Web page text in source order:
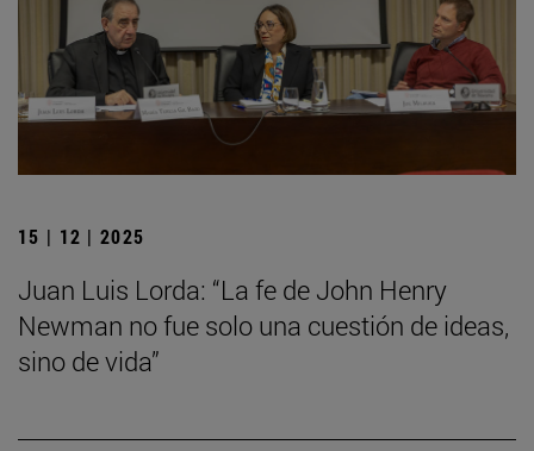
15 | 12 | 2025
Juan Luis Lorda: “La fe de John Henry
Newman no fue solo una cuestión de ideas,
sino de vida”